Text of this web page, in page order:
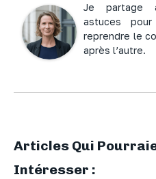
Je partage
astuces
reprendre le
après l’autre.
Articles Qui
Intéresser :